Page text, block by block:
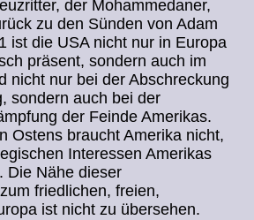
der Mohammedaner,
zu den Sünden von Adam
ist die USA nicht nur in Europa
präsent, sondern auch im
nicht nur bei der Abschreckung
sondern auch bei der
der Feinde Amerikas.
Ostens braucht Amerika nicht,
Interessen Amerikas
Die Nähe dieser
friedlichen, freien,
ist nicht zu übersehen.